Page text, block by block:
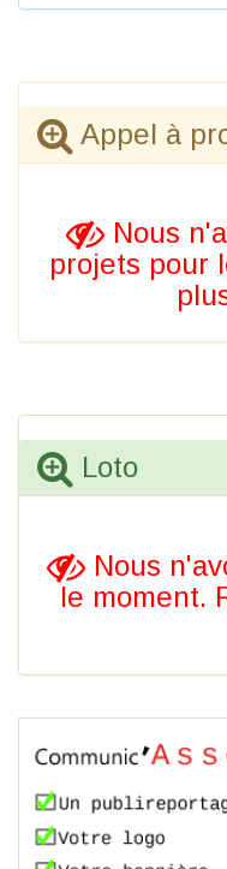
Appel à
Nous
projets pour
Loto
Nous
le moment.